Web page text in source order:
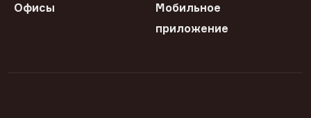
Офисы
Мобильное
приложение